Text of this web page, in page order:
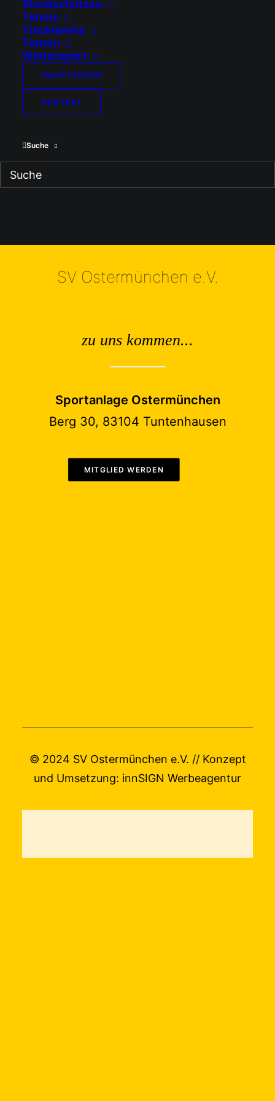
Stockschützen
Tennis
Tischtennis
Turnen
Wintersport
HAUPTVEREIN
KONTAKT
Suche
SV Ostermünchen e.V.
zu uns kommen...
Sportanlage Ostermünchen
Berg 30, 83104 Tuntenhausen
MITGLIED WERDEN
© 2024 SV Ostermünchen e.V. // Konzept
und Umsetzung: innSIGN Werbeagentur